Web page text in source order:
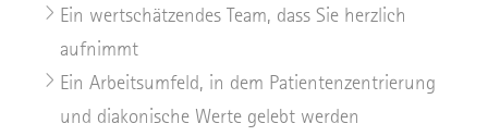
Ein wertschätzendes Team, dass Sie herzlich
aufnimmt
Ein Arbeitsumfeld, in dem Patientenzentrierung
und diakonische Werte gelebt werden